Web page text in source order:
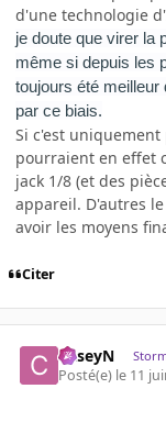
d'une technologie
je doute que virer la
même si depuis les
toujours été meilleur
par ce biais.
Si c'est
pourraient en effet
jack 1/8 (et des
appareil. D'autres
avoir les moyens
Citer
CaseyN
Posté(e) le 11